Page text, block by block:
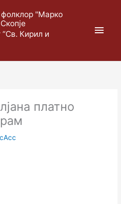
фолклор "Марко
“Св. Кирил и
платно